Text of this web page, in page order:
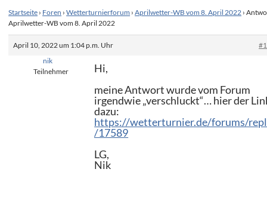
Startseite › Foren › Wetterturnierforum › Aprilwetter-WB vom 8. April 2022 ›
Aprilwetter-WB vom 8. April 2022
April 10, 2022 um 1:04 p.m. Uhr
nik
Teilnehmer
Hi,
meine Antwort wurde vom Forum
irgendwie „verschluckt“… hier der
dazu:
https://wetterturnier.de/forums/
/17589
LG,
Nik